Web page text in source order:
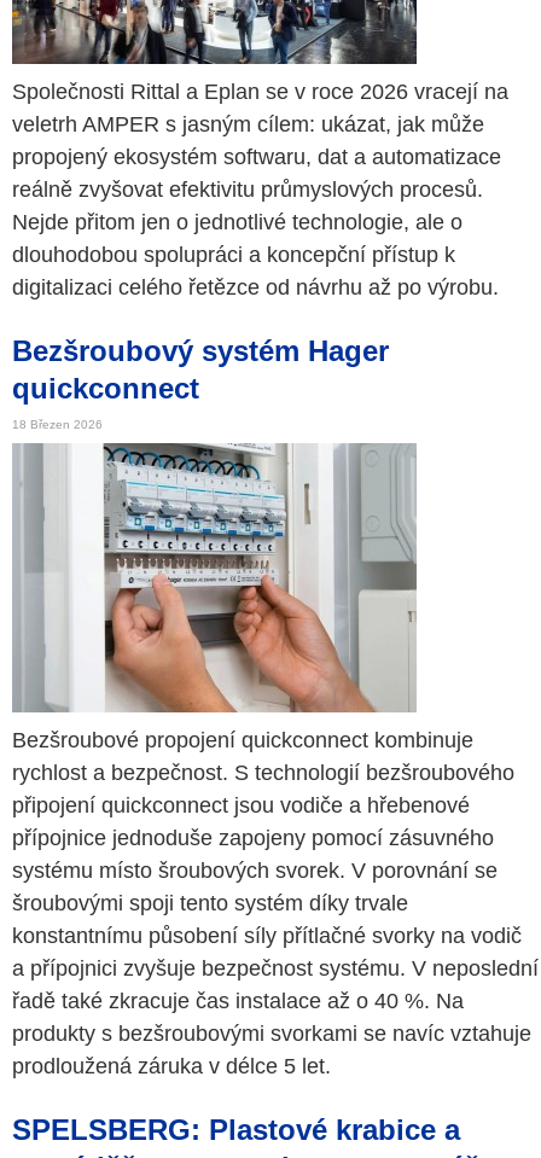
Společnosti Rittal a Eplan se v roce 2026 vracejí na
veletrh AMPER s jasným cílem: ukázat, jak může
propojený ekosystém softwaru, dat a automatizace
reálně zvyšovat efektivitu průmyslových procesů.
Nejde přitom jen o jednotlivé technologie, ale o
dlouhodobou spolupráci a koncepční přístup k
digitalizaci celého řetězce od návrhu až po výrobu.
Bezšroubový systém Hager
quickconnect
18 Březen 2026
Bezšroubové propojení quickconnect kombinuje
rychlost a bezpečnost. S technologií bezšroubového
připojení quickconnect jsou vodiče a hřebenové
přípojnice jednoduše zapojeny pomocí zásuvného
systému místo šroubových svorek. V porovnání se
šroubovými spoji tento systém díky trvale
konstantnímu působení síly přítlačné svorky na vodič
a přípojnici zvyšuje bezpečnost systému. V neposlední
řadě také zkracuje čas instalace až o 40 %. Na
produkty s bezšroubovými svorkami se navíc vztahuje
prodloužená záruka v délce 5 let.
SPELSBERG: Plastové krabice a